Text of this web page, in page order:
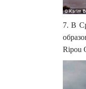
7. В
Ripou